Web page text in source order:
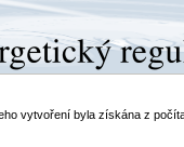
vytvoření byla získána z